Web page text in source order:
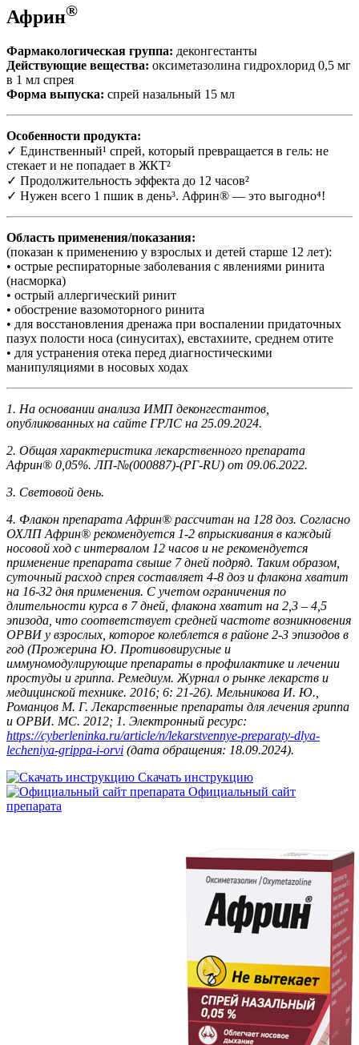
Африн®
Фармакологическая группа: деконгестанты
Действующие вещества: оксиметазолина гидрохлорид 0,5 мг
в 1 мл спрея
Форма выпуска: спрей назальный 15 мл
Особенности продукта:
✓ Единственный¹ спрей, который превращается в гель: не
стекает и не попадает в ЖКТ²
✓ Продолжительность эффекта до 12 часов²
✓ Нужен всего 1 пшик в день³. Африн® — это выгодно⁴!
Область применения/показания:
(показан к применению у взрослых и детей старше 12 лет):
• острые респираторные заболевания с явлениями ринита
(насморка)
• острый аллергический ринит
• обострение вазомоторного ринита
• для восстановления дренажа при воспалении придаточных
пазух полости носа (синуситах), евстахиите, среднем отите
• для устранения отека перед диагностическими
манипуляциями в носовых ходах
1. На основании анализа ИМП деконгестантов,
опубликованных на сайте ГРЛС на 25.09.2024.
2. Общая характеристика лекарственного препарата
Африн® 0,05%. ЛП-№(000887)-(РГ-RU) от 09.06.2022.
3. Световой день.
4. Флакон препарата Африн® рассчитан на 128 доз. Согласно
ОХЛП Африн® рекомендуется 1-2 впрыскивания в каждый
носовой ход с интервалом 12 часов и не рекомендуется
применение препарата свыше 7 дней подряд. Таким образом,
суточный расход спрея составляет 4-8 доз и флакона хватит
на 16-32 дня применения. С учетом ограничения по
длительности курса в 7 дней, флакона хватит на 2,3 – 4,5
эпизода, что соответствует средней частоте возникновения
ОРВИ у взрослых, которое колеблется в районе 2-3 эпизодов в
год (Прожерина Ю. Противовирусные и
иммуномодулирующие препараты в профилактике и лечении
простуды и гриппа. Ремедиум. Журнал о рынке лекарств и
медицинской технике. 2016; 6: 21-26). Мельникова И. Ю.,
Романцов М. Г. Лекарственные препараты для лечения гриппа
и ОРВИ. МС. 2012; 1. Электронный ресурс:
https://cyberleninka.ru/article/n/lekarstvennye-preparaty-dlya-
lecheniya-grippa-i-orvi (дата обращения: 18.09.2024).
Скачать инструкцию
Официальный сайт
препарата